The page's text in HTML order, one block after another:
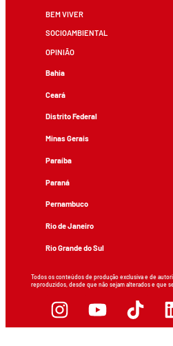
BEM VIVER
SOCIOAMBIENTAL
OPINIÃO
Bahia
Ceará
Distrito Federal
Minas Gerais
Paraíba
Paraná
Pernambuco
Rio de Janeiro
Rio Grande do Sul
Todos os conteúdos de produção exclusiva e de
reproduzidos, desde que não sejam alterados e que